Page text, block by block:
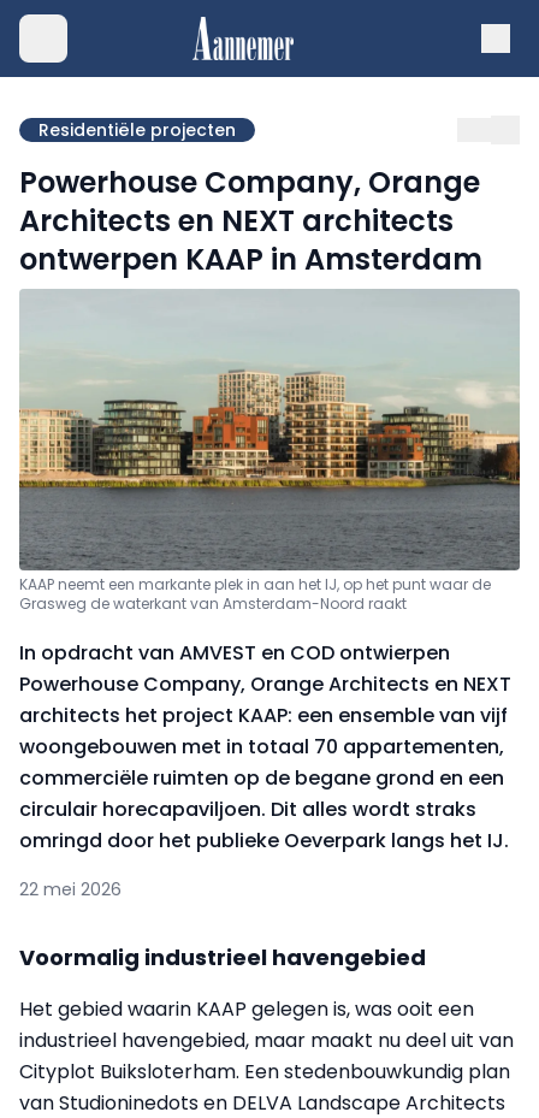
Residentiële projecten
Powerhouse Company, Orange
Architects en NEXT architects
ontwerpen KAAP in Amsterdam
KAAP neemt een markante plek in aan het IJ, op het punt waar de
Grasweg de waterkant van Amsterdam-Noord raakt
In opdracht van AMVEST en COD ontwierpen
Powerhouse Company, Orange Architects en NEXT
architects het project KAAP: een ensemble van vijf
woongebouwen met in totaal 70 appartementen,
commerciële ruimten op de begane grond en een
circulair horecapaviljoen. Dit alles wordt straks
omringd door het publieke Oeverpark langs het IJ.
22 mei 2026
Voormalig industrieel havengebied
Het gebied waarin KAAP gelegen is, was ooit een
industrieel havengebied, maar maakt nu deel uit van
Cityplot Buiksloterham. Een stedenbouwkundig plan
van Studioninedots en DELVA Landscape Architects